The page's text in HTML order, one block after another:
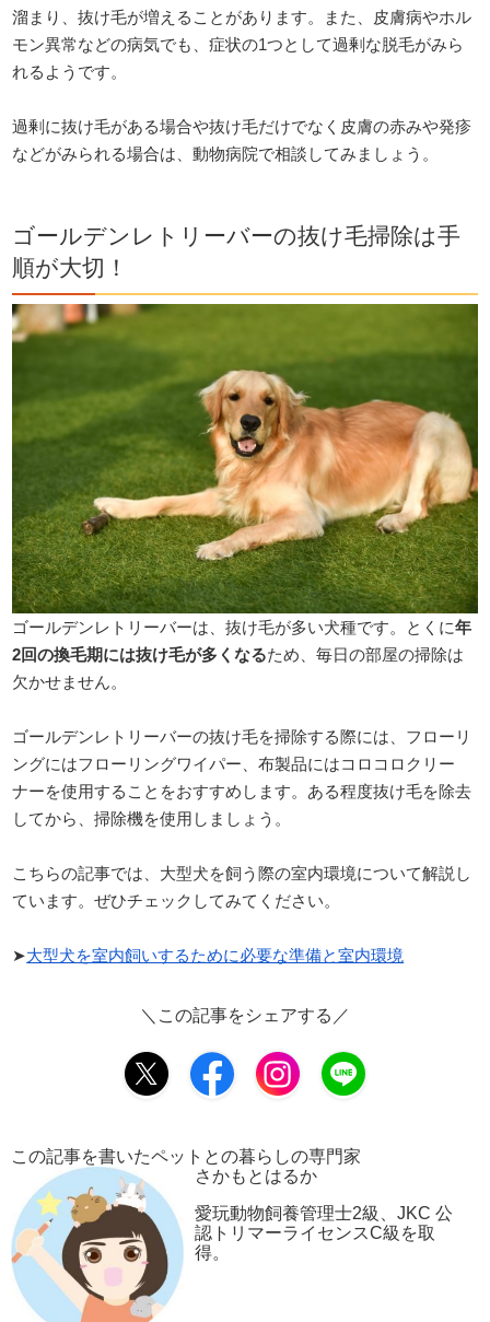
溜まり、抜け毛が増えることがあります。また、皮膚病やホル
モン異常などの病気でも、症状の1つとして過剰な脱毛がみら
れるようです。
過剰に抜け毛がある場合や抜け毛だけでなく皮膚の赤みや発疹
などがみられる場合は、動物病院で相談してみましょう。
ゴールデンレトリーバーの抜け毛掃除は手
順が大切！
ゴールデンレトリーバーは、抜け毛が多い犬種です。とくに年
2回の換毛期には抜け毛が多くなるため、毎日の部屋の掃除は
欠かせません。
ゴールデンレトリーバーの抜け毛を掃除する際には、フローリ
ングにはフローリングワイパー、布製品にはコロコロクリー
ナーを使用することをおすすめします。ある程度抜け毛を除去
してから、掃除機を使用しましょう。
こちらの記事では、大型犬を飼う際の室内環境について解説し
ています。ぜひチェックしてみてください。
➤大型犬を室内飼いするために必要な準備と室内環境
＼この記事をシェアする／
この記事を書いたペットとの暮らしの専門家
さかもとはるか
愛玩動物飼養管理士2級、JKC 公
認トリマーライセンスC級を取
得。